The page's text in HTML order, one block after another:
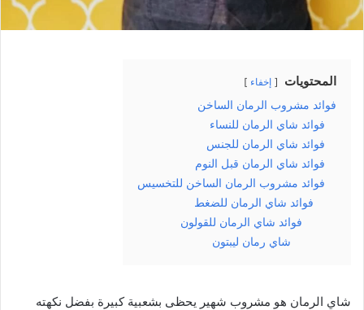
المحتويات إخفاء
فوائد مشروب الرمان الساخن
فوائد شاي الرمان للنساء
فوائد شاي الرمان للجنس
فوائد شاي الرمان قبل النوم
فوائد مشروب الرمان الساخن للتخسيس
فوائد شاي الرمان للضغط
فوائد شاي الرمان للقولون
شاي رمان ليبتون
شاي الرمان هو مشروب شهير يحظى بشعبية كبيرة بفضل نكهته